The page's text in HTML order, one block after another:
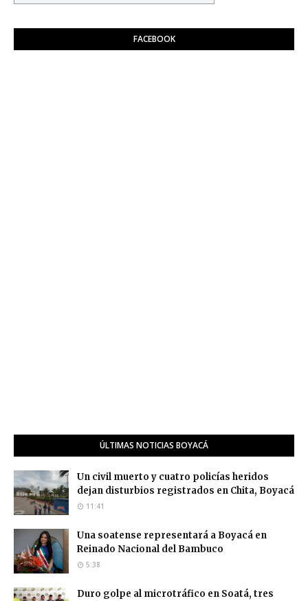
FACEBOOK
ÚLTIMAS NOTICIAS BOYACÁ
Un civil muerto y cuatro policías heridos
dejan disturbios registrados en Chita, Boyacá
11:41
Una soatense representará a Boyacá en
Reinado Nacional del Bambuco
5:38
Duro golpe al microtráfico en Soatá, tres